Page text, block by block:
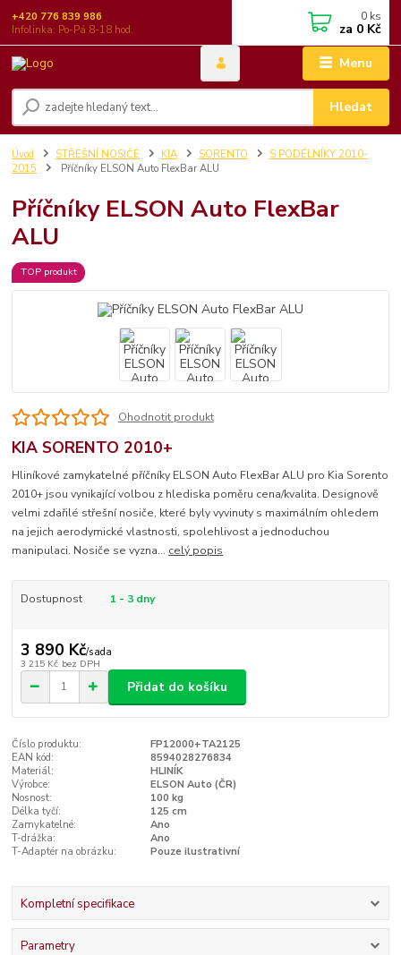
Menu
Hledat
+420 776 839 986
Infolinka: Po-Pá 8-18 hod.
0 ks
za 0 Kč
Úvod STŘEŠNÍ NOSIČE KIA SORENTO
S PODÉLNÍKY 2010-
2015
Příčníky ELSON Auto FlexBar ALU
Příčníky ELSON Auto FlexBar
ALU
TOP produkt
Ohodnotit produkt
KIA SORENTO 2010+
Hliníkové zamykatelné příčníky ELSON Auto FlexBar ALU pro Kia Sorento
2010+ jsou vynikající volbou z hlediska poměru cena/kvalita. Designově
velmi zdařilé střešní nosiče, které byly vyvinuty s maximálním ohledem
na jejich aerodymické vlastnosti, spolehlivost a jednoduchou
manipulaci. Nosiče se vyzna... celý popis
Dostupnost 1 - 3 dny
3 890 Kč/sada
3 215 Kč bez DPH
Přidat do košíku
Číslo produktu:
FP12000+TA2125
EAN kód:
8594028276834
Materiál:
HLINÍK
Výrobce:
ELSON Auto (ČR)
Nosnost:
100 kg
Délka tyčí:
125 cm
Zamykatelné:
Ano
T-drážka:
Ano
T-Adaptér na obrázku:
Pouze ilustrativní
Kompletní specifikace
Parametry